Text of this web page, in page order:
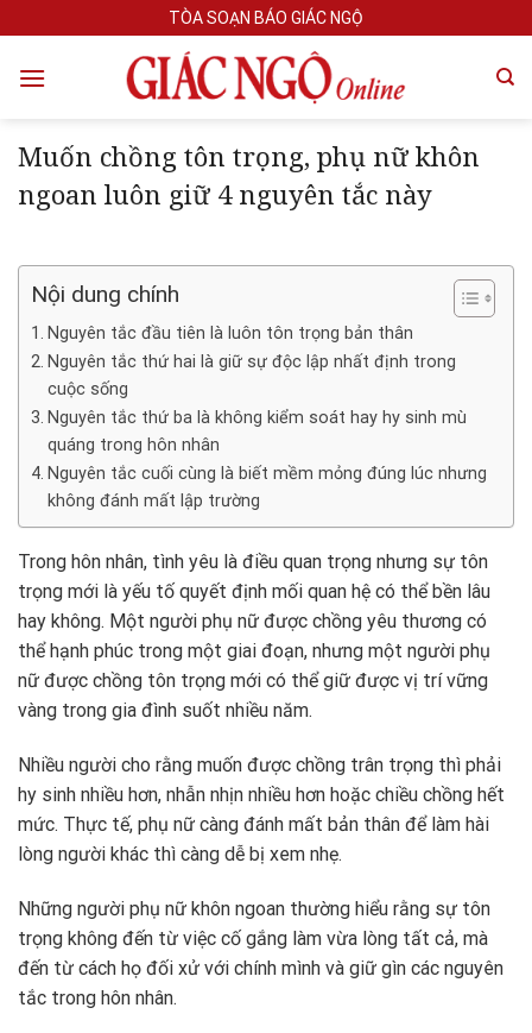
to
content
TÒA SOẠN BÁO GIÁC NGỘ
Muốn chồng tôn trọng, phụ nữ khôn
ngoan luôn giữ 4 nguyên tắc này
Nội dung chính
Nguyên tắc đầu tiên là luôn tôn trọng bản thân
Nguyên tắc thứ hai là giữ sự độc lập nhất định trong
cuộc sống
Nguyên tắc thứ ba là không kiểm soát hay hy sinh mù
quáng trong hôn nhân
Nguyên tắc cuối cùng là biết mềm mỏng đúng lúc nhưng
không đánh mất lập trường
Trong hôn nhân, tình yêu là điều quan trọng nhưng sự tôn
trọng mới là yếu tố quyết định mối quan hệ có thể bền lâu
hay không. Một người phụ nữ được chồng yêu thương có
thể hạnh phúc trong một giai đoạn, nhưng một người phụ
nữ được chồng tôn trọng mới có thể giữ được vị trí vững
vàng trong gia đình suốt nhiều năm.
Nhiều người cho rằng muốn được chồng trân trọng thì phải
hy sinh nhiều hơn, nhẫn nhịn nhiều hơn hoặc chiều chồng hết
mức. Thực tế, phụ nữ càng đánh mất bản thân để làm hài
lòng người khác thì càng dễ bị xem nhẹ.
Những người phụ nữ khôn ngoan thường hiểu rằng sự tôn
trọng không đến từ việc cố gắng làm vừa lòng tất cả, mà
đến từ cách họ đối xử với chính mình và giữ gìn các nguyên
tắc trong hôn nhân.